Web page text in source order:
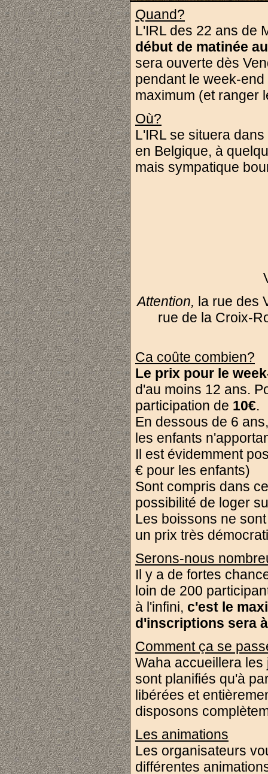
Quand?
L'IRL des 22 ans de
début de matinée
sera ouverte dès
pendant le week-
maximum (et ranger
Où?
L'IRL se situera
en Belgique, à
mais sympatique
Attention, la rue des
rue de la Croix-
Ca coûte combien?
Le prix pour le
d'au moins 12 ans.
participation de 10€.
En dessous de 6
les enfants
Il est évidemment
€ pour les enfants)
Sont compris dans
possibilité de loger
Les boissons ne
un prix très
Serons-nous
Il y a de fortes
loin de 200
à l'infini, c'est le
d'inscriptions sera
Comment ça se
Waha accueillera
sont planifiés qu'à
libérées et
disposons
Les animations
Les organisateurs
différentes